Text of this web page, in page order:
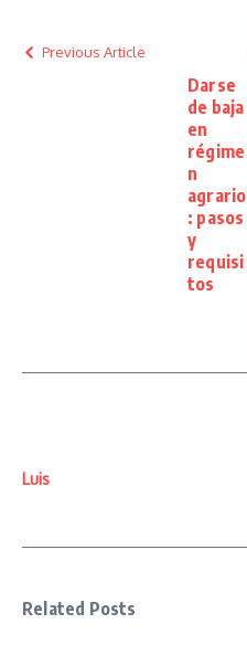
Previous Article
Darse
de baja
en
régime
n
agrario
: pasos
y
requisi
tos
Luis
Related Posts